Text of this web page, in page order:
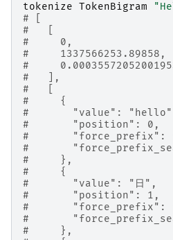
tokenize TokenBigram
# [
#   [
#     0,
#     1337566253.89858,
#
#   ],
#   [
#     {
#       "value":
#       "position": 0,
#       "force_prefix":
#
#     },
#     {
#       "value": "日",
#       "position": 1,
#       "force_prefix":
#
#     },